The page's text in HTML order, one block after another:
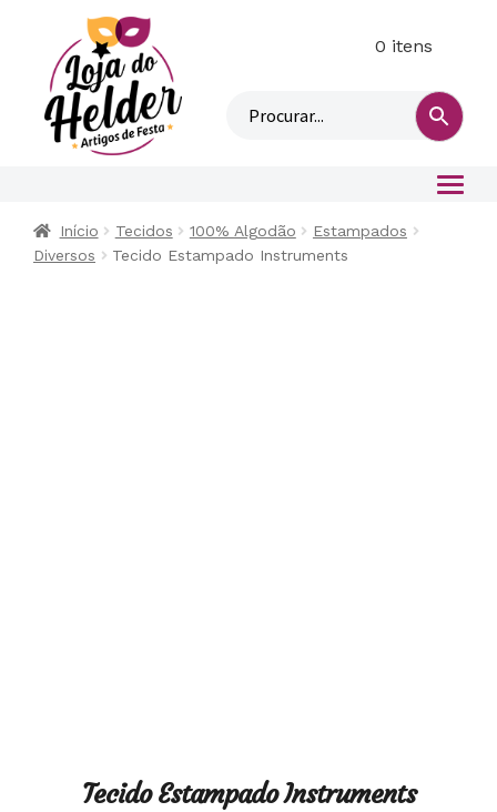
n
0 itens
Início Tecidos 100% Algodão
Estampados
Diversos
Tecido Estampado Instruments
Tecido Estampado Instruments